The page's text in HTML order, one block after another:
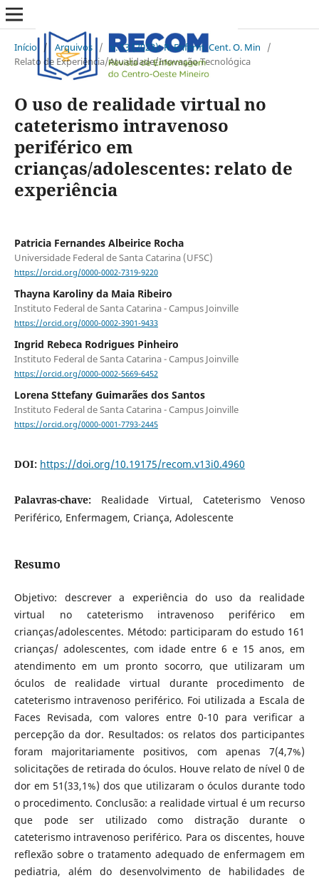
Início / Arquivos / v. 13 (2023): R. Enferm. Cent. O. Min
/
Relato de Experiência/Atualidade/Inovação Tecnológica
O uso de realidade virtual no
cateterismo intravenoso
periférico em
crianças/adolescentes: relato de
experiência
Patricia Fernandes Albeirice Rocha
Universidade Federal de Santa Catarina (UFSC)
https://orcid.org/0000-0002-7319-9220
Thayna Karoliny da Maia Ribeiro
Instituto Federal de Santa Catarina - Campus Joinville
https://orcid.org/0000-0002-3901-9433
Ingrid Rebeca Rodrigues Pinheiro
Instituto Federal de Santa Catarina - Campus Joinville
https://orcid.org/0000-0002-5669-6452
Lorena Sttefany Guimarães dos Santos
Instituto Federal de Santa Catarina - Campus Joinville
https://orcid.org/0000-0001-7793-2445
DOI: https://doi.org/10.19175/recom.v13i0.4960
Palavras-chave: Realidade Virtual, Cateterismo Venoso
Periférico, Enfermagem, Criança, Adolescente
Resumo
Objetivo: descrever a experiência do uso da realidade
virtual no cateterismo intravenoso periférico em
crianças/adolescentes. Método: participaram do estudo 161
crianças/ adolescentes, com idade entre 6 e 15 anos, em
atendimento em um pronto socorro, que utilizaram um
óculos de realidade virtual durante procedimento de
cateterismo intravenoso periférico. Foi utilizada a Escala de
Faces Revisada, com valores entre 0-10 para verificar a
percepção da dor. Resultados: os relatos dos participantes
foram majoritariamente positivos, com apenas 7(4,7%)
solicitações de retirada do óculos. Houve relato de nível 0 de
dor em 51(33,1%) dos que utilizaram o óculos durante todo
o procedimento. Conclusão: a realidade virtual é um recurso
que pode ser utilizado como distração durante o
cateterismo intravenoso periférico. Para os discentes, houve
reflexão sobre o tratamento adequado de enfermagem em
pediatria, além do desenvolvimento de habilidades de